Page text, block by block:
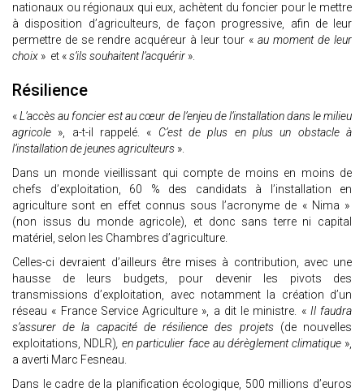
nationaux ou régionaux qui eux, achètent du foncier pour le mettre
à disposition d’agriculteurs, de façon progressive, afin de leur
permettre de se rendre acquéreur à leur tour « au moment de leur
choix » et «s’ils souhaitent l’acquérir ».
Résilience
«L’accès au foncier est au cœur de l’enjeu de l’installation dans le milieu
agricole », a-t-il rappelé. « C’est de plus en plus un obstacle à
l’installation de jeunes agriculteurs ».
Dans un monde vieillissant qui compte de moins en moins de
chefs d’exploitation, 60 % des candidats à l’installation en
agriculture sont en effet connus sous l’acronyme de « Nima »
(non issus du monde agricole), et donc sans terre ni capital
matériel, selon les Chambres d’agriculture.
Celles-ci devraient d’ailleurs être mises à contribution, avec une
hausse de leurs budgets, pour devenir les pivots des
transmissions d’exploitation, avec notamment la création d’un
réseau « France Service Agriculture », a dit le ministre. « Il faudra
s’assurer de la capacité de résilience des projets(de nouvelles
exploitations, NDLR), en particulier face au dérèglement climatique »,
a averti Marc Fesneau.
Dans le cadre de la planification écologique, 500 millions d’euros